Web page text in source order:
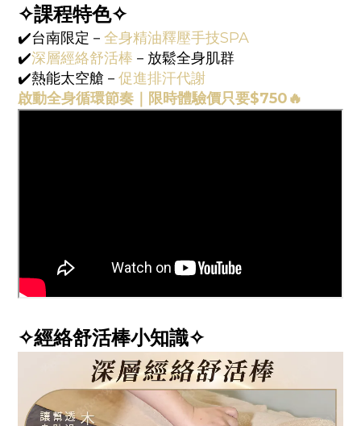
✧課程特色✧
✔️台南限定－ 全身精油釋壓手技SPA
✔️深層經絡舒活棒 －放鬆全身肌群
✔️熱能太空艙－ 促進排汗代謝
啟動全身循環節奏｜限時體驗價只要$750🔥
✧經絡舒活棒小知識✧